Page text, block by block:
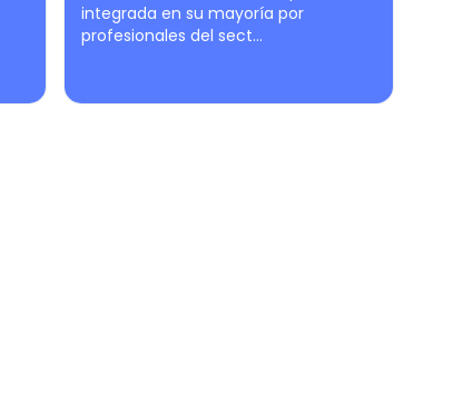
integrada en su mayoría por
profesionales del sect...